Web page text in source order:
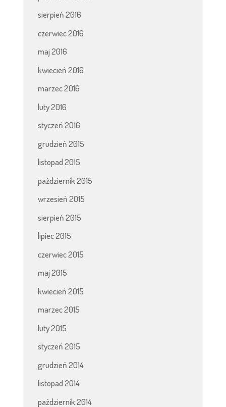
sierpień 2016
czerwiec 2016
maj 2016
kwiecień 2016
marzec 2016
luty 2016
styczeń 2016
grudzień 2015
listopad 2015
październik 2015
wrzesień 2015
sierpień 2015
lipiec 2015
czerwiec 2015
maj 2015
kwiecień 2015
marzec 2015
luty 2015
styczeń 2015
grudzień 2014
listopad 2014
październik 2014